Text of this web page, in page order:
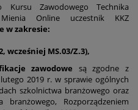
Kursu Zawodowego Technika
Online uczestnik KKZ
w zakresie:
wcześniej MS.03/Z.3),
zawodowe są zgodne z
2019 r. w sprawie ogólnych
szkolnictwa branżowego oraz
branżowego, Rozporządzeniem